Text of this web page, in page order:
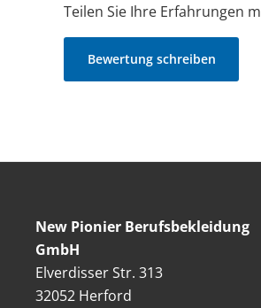
Teilen Sie Ihre Erfahrungen
Bewertung schreiben
New Pionier Berufsbekleidung
GmbH
Elverdisser Str. 313
32052 Herford